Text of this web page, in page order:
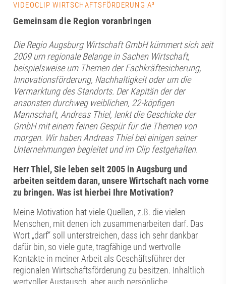
VIDEOCLIP WIRTSCHAFTSFÖRDERUNG A³
Gemeinsam die Region voranbringen
Die Regio Augsburg Wirtschaft GmbH kümmert sich seit
2009 um regionale Belange in Sachen Wirtschaft,
beispielsweise um Themen der Fachkräftesicherung,
Innovationsförderung, Nachhaltigkeit oder um die
Vermarktung des Standorts. Der Kapitän der der
ansonsten durchweg weiblichen, 22-köpfigen
Mannschaft, Andreas Thiel, lenkt die Geschicke der
GmbH mit einem feinen Gespür für die Themen von
morgen. Wir haben Andreas Thiel bei einigen seiner
Unternehmungen begleitet und im Clip festgehalten.
Herr Thiel, Sie leben seit 2005 in Augsburg und
arbeiten seitdem daran, unsere Wirtschaft nach vorne
zu bringen. Was ist hierbei Ihre Motivation?
Meine Motivation hat viele Quellen, z.B. die vielen
Menschen, mit denen ich zusammenarbeiten darf. Das
Wort „darf“ soll unterstreichen, dass ich sehr dankbar
dafür bin, so viele gute, tragfähige und wertvolle
Kontakte in meiner Arbeit als Geschäftsführer der
regionalen Wirtschaftsförderung zu besitzen. Inhaltlich
wertvoller Austausch, aber auch persönliche